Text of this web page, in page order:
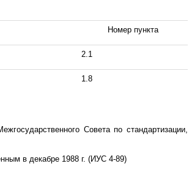
Номер пункта
2.1
1.8
Совета по стандартизации,
в декабре 1988 г. (ИУС 4-89)